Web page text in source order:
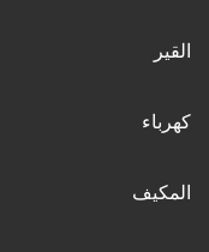
القير
كهرباء
المكيف